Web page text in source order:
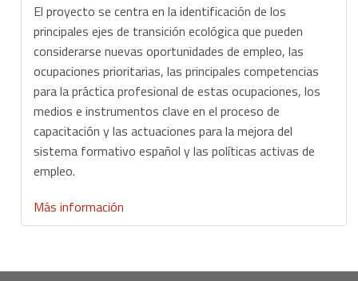
El proyecto se centra en la identificación de los
principales ejes de transición ecológica que pueden
considerarse nuevas oportunidades de empleo, las
ocupaciones prioritarias, las principales competencias
para la práctica profesional de estas ocupaciones, los
medios e instrumentos clave en el proceso de
capacitación y las actuaciones para la mejora del
sistema formativo español y las políticas activas de
empleo.
Más información